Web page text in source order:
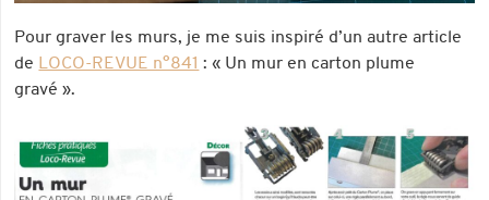
Pour graver les murs, je me suis inspiré d’un autre article
de LOCO-REVUE n°841 : « Un mur en carton plume
gravé ».